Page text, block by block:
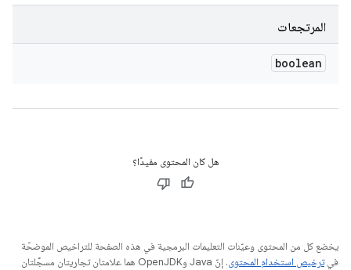
المرتجعات
boolean
هل كان المحتوى مفيدًا؟
يخضع كل من المحتوى وعيّنات التعليمات البرمجية في هذه الصفحة للتراخيص الموضحّة
فيترخيص استخدام المحتوى
. إنّ Java وOpenJDK هما علامتان تجاريتان مسجَّلتان